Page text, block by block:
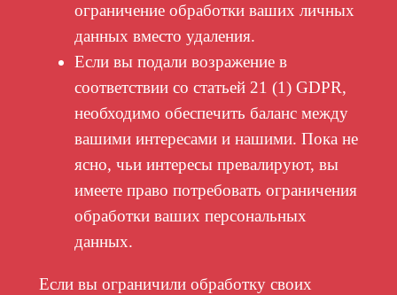
ограничение обработки ваших личных
данных вместо удаления.
Если вы подали возражение в
соответствии со статьей 21 (1) GDPR,
необходимо обеспечить баланс между
вашими интересами и нашими. Пока не
ясно, чьи интересы превалируют, вы
имеете право потребовать ограничения
обработки ваших персональных
данных.
Если вы ограничили обработку своих